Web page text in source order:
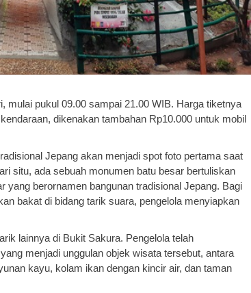
mulai pukul 09.00 sampai 21.00 WIB. Harga tiketnya
dikenakan tambahan Rp10.000 untuk mobil
Jepang akan menjadi spot foto pertama saat
situ, ada sebuah monumen batu besar bertuliskan
yang berornamen bangunan tradisional Jepang. Bagi
bakat di bidang tarik suara, pengelola menyiapkan
lainnya di Bukit Sakura. Pengelola telah
menjadi unggulan objek wisata tersebut, antara
kayu, kolam ikan dengan kincir air, dan taman